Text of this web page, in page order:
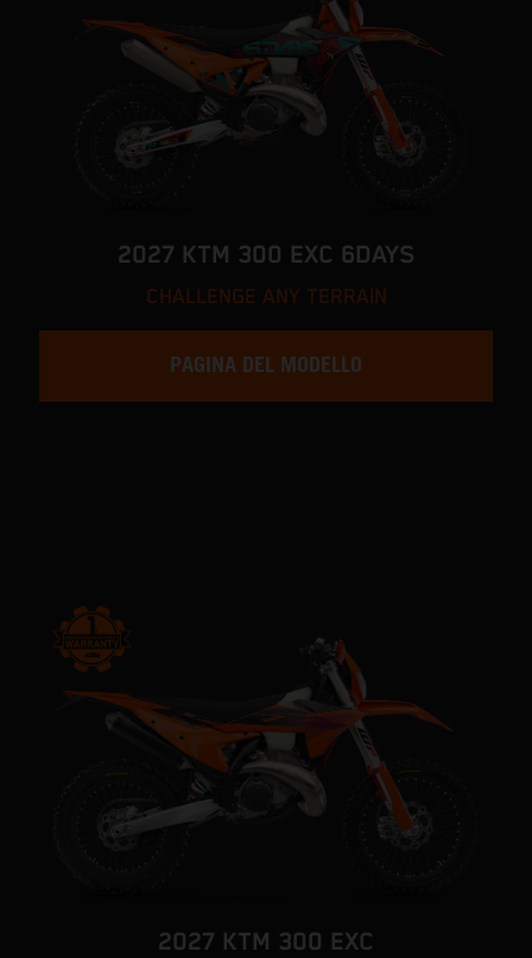
2027 KTM 300 EXC 6DAYS
CHALLENGE ANY TERRAIN
PAGINA DEL MODELLO
2027 KTM 300 EXC